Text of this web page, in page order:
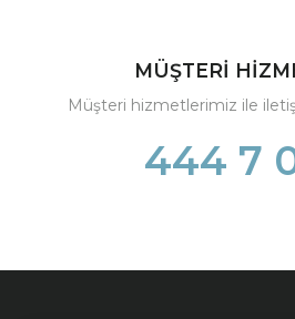
MÜŞTERİ
Müşteri hizmetlerimiz ile
444 7